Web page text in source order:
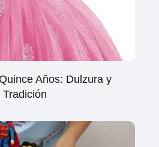
Años: Dulzura y
Tradición